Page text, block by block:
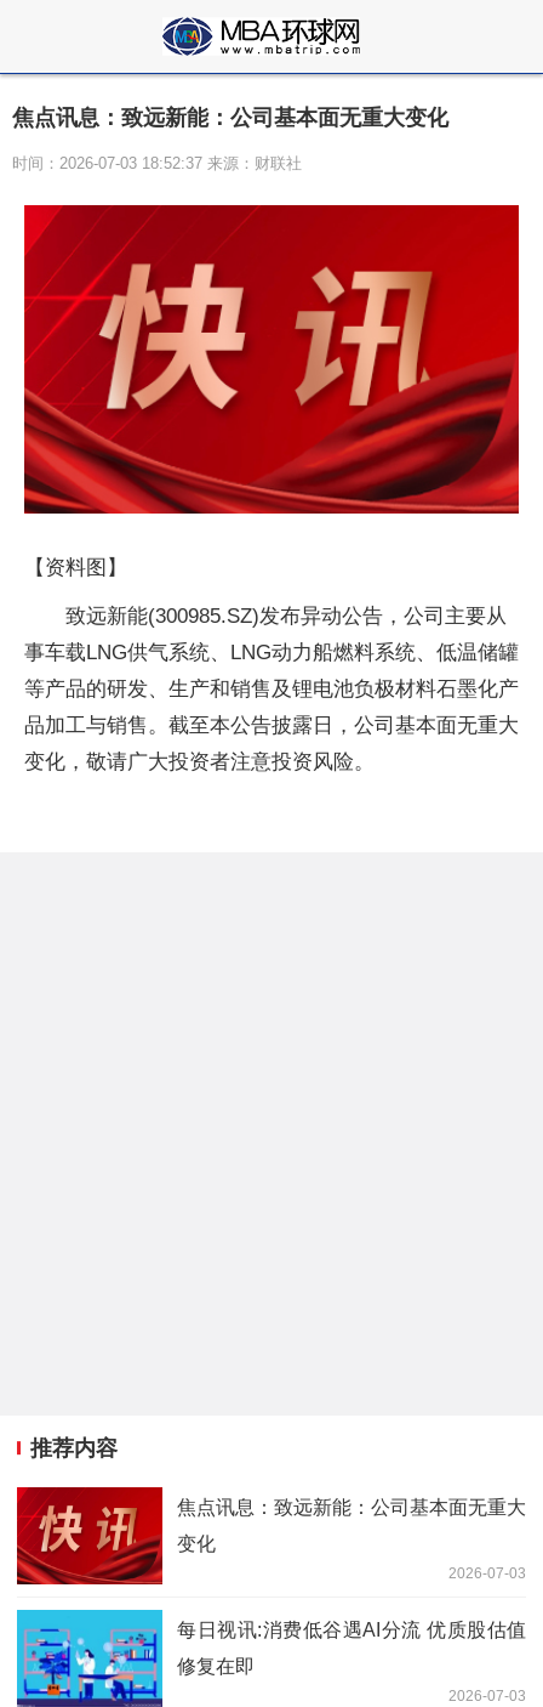
焦点讯息：致远新能：公司基本面无重大变化
时间：2026-07-03 18:52:37 来源：财联社
【资料图】
致远新能(300985.SZ)发布异动公告，公司主要从
事车载LNG供气系统、LNG动力船燃料系统、低温储罐
等产品的研发、生产和销售及锂电池负极材料石墨化产
品加工与销售。截至本公告披露日，公司基本面无重大
变化，敬请广大投资者注意投资风险。
推荐内容
焦点讯息：致远新能：公司基本面无重大
变化
2026-07-03
每日视讯:消费低谷遇AI分流 优质股估值
修复在即
2026-07-03